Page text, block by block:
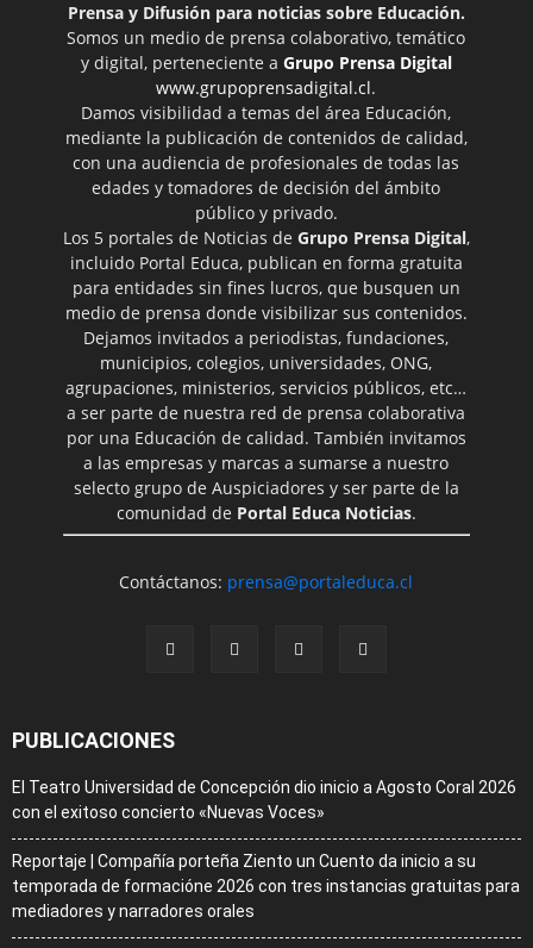
Prensa y Difusión para noticias sobre Educación.
Somos un medio de prensa colaborativo, temático
y digital, perteneciente a Grupo Prensa Digital
www.grupoprensadigital.cl.
Damos visibilidad a temas del área Educación,
mediante la publicación de contenidos de calidad,
con una audiencia de profesionales de todas las
edades y tomadores de decisión del ámbito
público y privado.
Los 5 portales de Noticias de Grupo Prensa Digital,
incluido Portal Educa, publican en forma gratuita
para entidades sin fines lucros, que busquen un
medio de prensa donde visibilizar sus contenidos.
Dejamos invitados a periodistas, fundaciones,
municipios, colegios, universidades, ONG,
agrupaciones, ministerios, servicios públicos, etc…
a ser parte de nuestra red de prensa colaborativa
por una Educación de calidad. También invitamos
a las empresas y marcas a sumarse a nuestro
selecto grupo de Auspiciadores y ser parte de la
comunidad de Portal Educa Noticias.
Contáctanos: prensa@portaleduca.cl
PUBLICACIONES
El Teatro Universidad de Concepción dio inicio a Agosto Coral 2026
con el exitoso concierto «Nuevas Voces»
Reportaje | Compañía porteña Ziento un Cuento da inicio a su
temporada de formacióne 2026 con tres instancias gratuitas para
mediadores y narradores orales